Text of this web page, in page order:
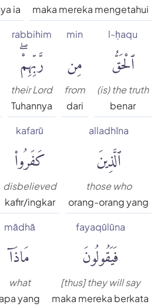
maka mereka mengetahui
ia
l-ḥaqu
ٱلْحَقُّ
(is) the truth
benar
min
مِن
from
dari
rabbihim
رَّبِّهِمْۖ
their Lord
Tuhannya
alladhīna
ٱلَّذِينَ
those who
orang-orang yang
kafarū
كَفَرُوا۟
disbelieved
kafir/ingkar
fayaqūlūna
فَيَقُولُونَ
[thus] they will say
maka mereka berkata
mādhā
مَاذَآ
what
apa yang